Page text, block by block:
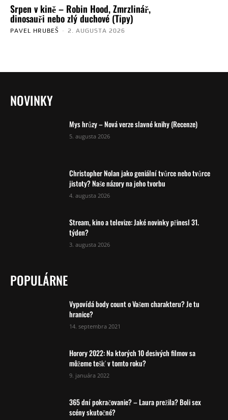
Srpen v kině – Robin Hood, Zmrzlinář,
dinosauři nebo zlý duchové (Tipy)
PAVEL HRUBEŠ - 2. AUGUSTA 2026
NOVINKY
Mys hrůzy – Nová verze slavné knihy (Recenze)
5. augusta 2026
Christopher Nolan jako geniální tvůrce nebo tvůrce
jistoty? Naše názory na jeho tvorbu
4. augusta 2026
Stream, kino a televize: Jaké novinky přinesl 31.
týden?
3. augusta 2026
POPULÁRNE
Vypovídá body count o Vašem charakteru? Je tu
hranice?
14. septembra 2021
Horory 2022: Na ktorých 10 desivých filmov sa
môžeme tešiť v tomto roku?
9. januára 2022
365 dní pokračovanie? – Laura prežila? Boli sex
scény skutočné?